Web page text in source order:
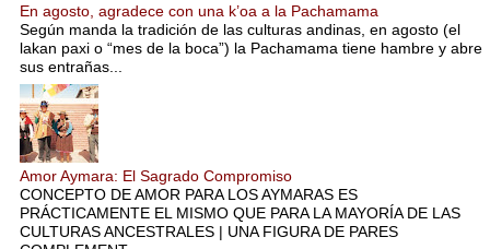
En agosto, agradece con una k’oa a la Pachamama
Según manda la tradición de las culturas andinas, en agosto (el
lakan paxi o “mes de la boca”) la Pachamama tiene hambre y abre
sus entrañas...
Amor Aymara: El Sagrado Compromiso
CONCEPTO DE AMOR PARA LOS AYMARAS ES
PRÁCTICAMENTE EL MISMO QUE PARA LA MAYORÍA DE LAS
CULTURAS ANCESTRALES | UNA FIGURA DE PARES